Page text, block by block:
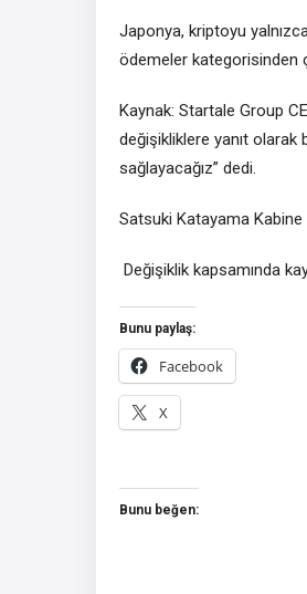
Japonya, kriptoyu
ödemeler kategorisinden
Kaynak: Startale Group
değişikliklere yanıt olarak
sağlayacağız” dedi.
Satsuki Katayama Kabine
Değişiklik kapsamında
Bunu paylaş:
Facebook
X
Bunu beğen: